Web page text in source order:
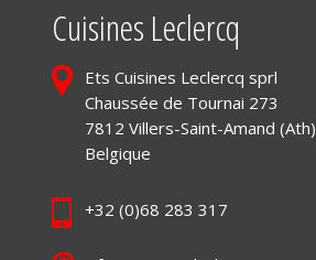
Cuisines Leclercq
Ets Cuisines Leclercq sprl
Chaussée de Tournai 273
7812 Villers-Saint-Amand (Ath)
Belgique
+32 (0)68 283 317